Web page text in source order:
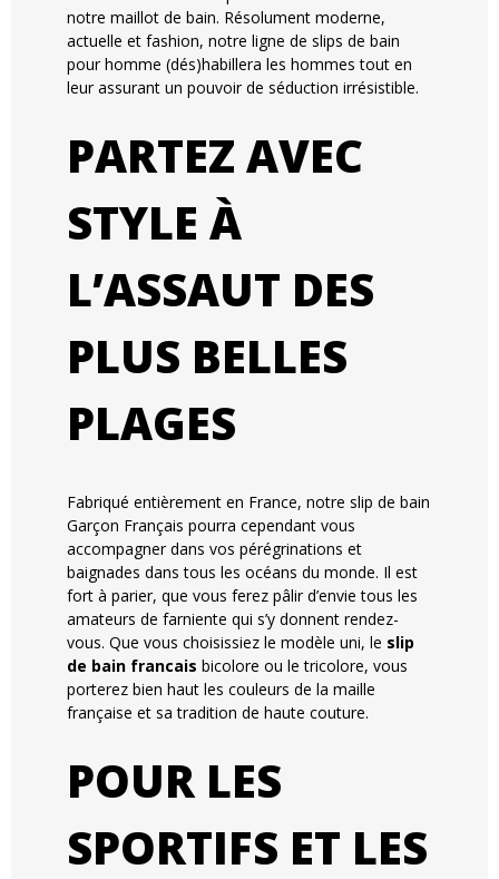
notre maillot de bain. Résolument moderne,
actuelle et fashion, notre ligne de slips de bain
pour homme (dés)habillera les hommes tout en
leur assurant un pouvoir de séduction irrésistible.
PARTEZ AVEC
STYLE À
L’ASSAUT DES
PLUS BELLES
PLAGES
Fabriqué entièrement en France, notre slip de bain
Garçon Français pourra cependant vous
accompagner dans vos pérégrinations et
baignades dans tous les océans du monde. Il est
fort à parier, que vous ferez pâlir d’envie tous les
amateurs de farniente qui s’y donnent rendez-
vous. Que vous choisissiez le modèle uni, le slip
de bain francais bicolore ou le tricolore, vous
porterez bien haut les couleurs de la maille
française et sa tradition de haute couture.
POUR LES
SPORTIFS ET LES